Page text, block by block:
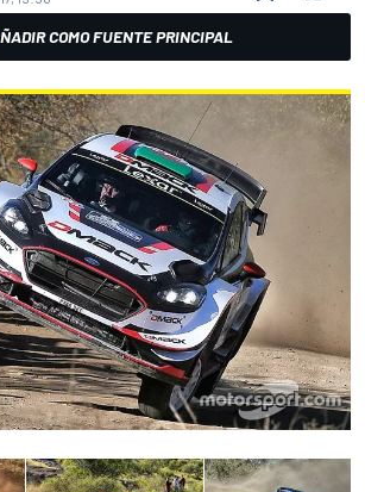
COMO FUENTE PRINCIPAL